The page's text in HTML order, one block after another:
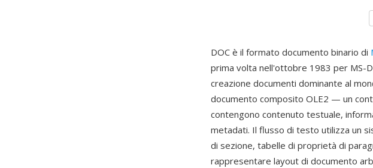
DOC è il formato documento binario di
prima volta nell'ottobre 1983 per MS-
creazione documenti dominante al
documento composito OLE2 — un
contengono contenuto testuale,
metadati. Il flusso di testo utilizza un
di sezione, tabelle di proprietà di
rappresentare layout di documento